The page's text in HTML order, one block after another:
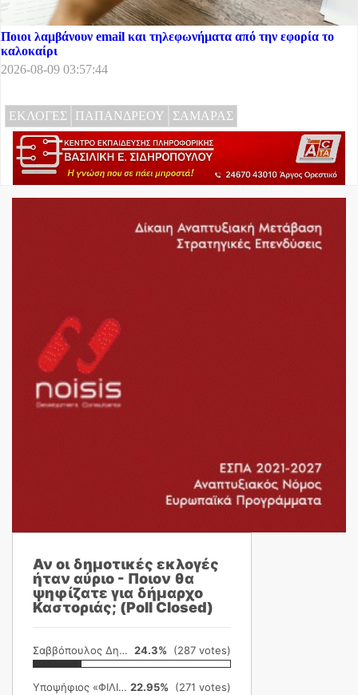
Ποιοι λαμβάνουν email και τηλεφωνήματα από την εφορία το
καλοκαίρι
2026-08-09 03:57:44
ΕΚΛΟΓΕΣ ΠΑΠΑΝΔΡΕΟΥ ΣΑΜΑΡΑΣ
Αν οι δημοτικές εκλογές
ήταν αύριο - Ποιον θα
ψηφίζατε για δήμαρχο
Καστοριάς; (Poll Closed)
Σαββόπουλος Δημήτρης 24.3% (287 votes)
Υποψήφιος «ΦΙΛΙΚΗ ΕΤΑΙΡΕΙΑ» 22.95% (271 votes)